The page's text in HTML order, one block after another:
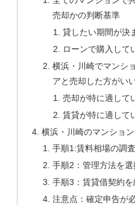
売却かの判断基準
貸したい期間が決
ローンで購入して
横浜・川崎でマンシ
アと売却した方がい
売却が特に適して
賃貸が特に適して
横浜・川崎のマンショ
手順1:賃料相場の調
手順2：管理方法を選
手順3：賃貸借契約を
注意点：確定申告が